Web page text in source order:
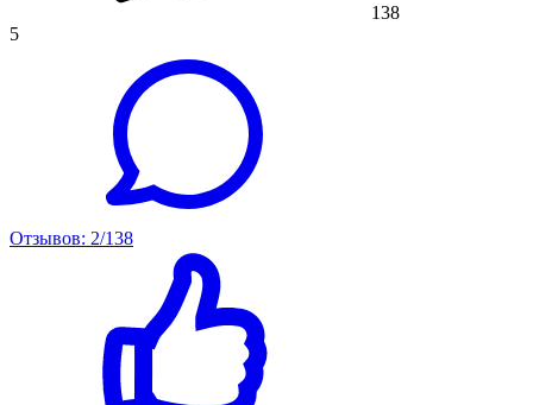
138
5
Отзывов: 2/138